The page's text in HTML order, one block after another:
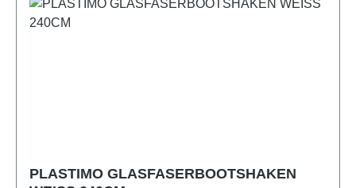
PLASTIMO GLASFASERBOOTSHAKEN